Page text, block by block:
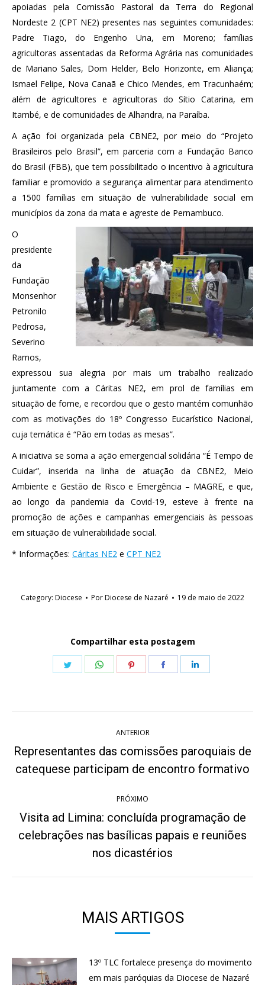
apoiadas pela Comissão Pastoral da Terra do Regional
Nordeste 2 (CPT NE2) presentes nas seguintes comunidades:
Padre Tiago, do Engenho Una, em Moreno; famílias
agricultoras assentadas da Reforma Agrária nas comunidades
de Mariano Sales, Dom Helder, Belo Horizonte, em Aliança;
Ismael Felipe, Nova Canaã e Chico Mendes, em Tracunhaém;
além de agricultores e agricultoras do Sítio Catarina, em
Itambé, e de comunidades de Alhandra, na Paraíba.
A ação foi organizada pela CBNE2, por meio do “Projeto
Brasileiros pelo Brasil”, em parceria com a Fundação Banco
do Brasil (FBB), que tem possibilitado o incentivo à agricultura
familiar e promovido a segurança alimentar para atendimento
a 1500 famílias em situação de vulnerabilidade social em
municípios da zona da mata e agreste de Pernambuco.
O
presidente
da
Fundação
Monsenhor
Petronilo
Pedrosa,
Severino
Ramos,
expressou sua alegria por mais um trabalho realizado
juntamente com a Cáritas NE2, em prol de famílias em
situação de fome, e recordou que o gesto mantém comunhão
com as motivações do 18º Congresso Eucarístico Nacional,
cuja temática é “Pão em todas as mesas”.
A iniciativa se soma a ação emergencial solidária “É Tempo de
Cuidar”, inserida na linha de atuação da CBNE2, Meio
Ambiente e Gestão de Risco e Emergência – MAGRE, e que,
ao longo da pandemia da Covid-19, esteve à frente na
promoção de ações e campanhas emergenciais às pessoas
em situação de vulnerabilidade social.
* Informações: Cáritas NE2 e CPT NE2
Category: Diocese PorDiocese de Nazaré 19 de maio de 2022
Compartilhar esta postagem
Share
Share
Share
Share
de
post:
ANTERIOR
Post
anterior:
Representantes das comissões paroquiais de
catequese participam de encontro formativo
PRÓXIMO
Próximo
post:
Visita ad Limina: concluída programação de
celebrações nas basílicas papais e reuniões
nos dicastérios
MAIS ARTIGOS
13º TLC fortalece presença do movimento
em mais paróquias da Diocese de Nazaré